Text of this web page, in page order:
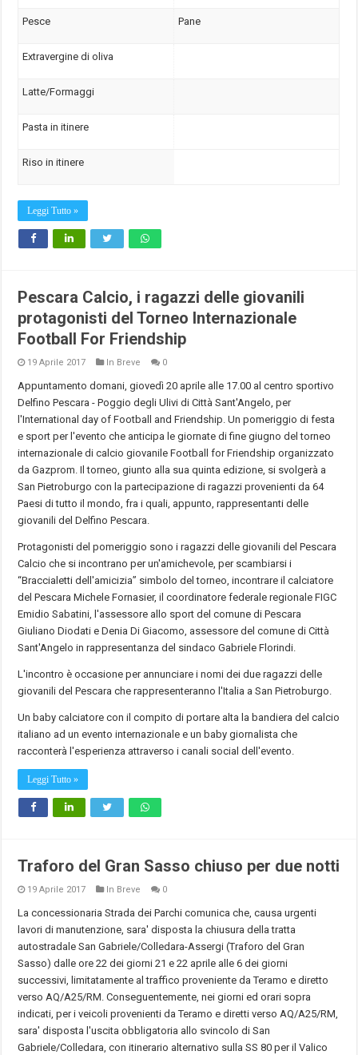
Pesce Pane
Extravergine di oliva
Latte/Formaggi
Pasta in itinere
Riso in itinere
Leggi Tutto »
Pescara Calcio, i ragazzi delle giovanili
protagonisti del Torneo Internazionale
Football For Friendship
19 Aprile 2017 In Breve 0
Appuntamento domani, giovedì 20 aprile alle 17.00 al centro sportivo
Delfino Pescara - Poggio degli Ulivi di Città Sant'Angelo, per
l'International day of Football and Friendship. Un pomeriggio di festa
e sport per l'evento che anticipa le giornate di fine giugno del torneo
internazionale di calcio giovanile Football for Friendship organizzato
da Gazprom. Il torneo, giunto alla sua quinta edizione, si svolgerà a
San Pietroburgo con la partecipazione di ragazzi provenienti da 64
Paesi di tutto il mondo, fra i quali, appunto, rappresentanti delle
giovanili del Delfino Pescara.
Protagonisti del pomeriggio sono i ragazzi delle giovanili del Pescara
Calcio che si incontrano per un'amichevole, per scambiarsi i
“Braccialetti dell'amicizia” simbolo del torneo, incontrare il calciatore
del Pescara Michele Fornasier, il coordinatore federale regionale FIGC
Emidio Sabatini, l'assessore allo sport del comune di Pescara
Giuliano Diodati e Denia Di Giacomo, assessore del comune di Città
Sant'Angelo in rappresentanza del sindaco Gabriele Florindi.
L'incontro è occasione per annunciare i nomi dei due ragazzi delle
giovanili del Pescara che rappresenteranno l'Italia a San Pietroburgo.
Un baby calciatore con il compito di portare alta la bandiera del calcio
italiano ad un evento internazionale e un baby giornalista che
racconterà l'esperienza attraverso i canali social dell'evento.
Leggi Tutto »
Traforo del Gran Sasso chiuso per due notti
19 Aprile 2017 In Breve 0
La concessionaria Strada dei Parchi comunica che, causa urgenti
lavori di manutenzione, sara' disposta la chiusura della tratta
autostradale San Gabriele/Colledara-Assergi (Traforo del Gran
Sasso) dalle ore 22 dei giorni 21 e 22 aprile alle 6 dei giorni
successivi, limitatamente al traffico proveniente da Teramo e diretto
verso AQ/A25/RM. Conseguentemente, nei giorni ed orari sopra
indicati, per i veicoli provenienti da Teramo e diretti verso AQ/A25/RM,
sara' disposta l'uscita obbligatoria allo svincolo di San
Gabriele/Colledara, con itinerario alternativo sulla SS 80 per il Valico